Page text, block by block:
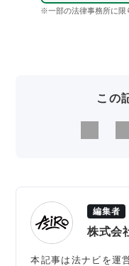
※一部の法律事務所に限
この
編集者
株式会
本記事は法ナビを運